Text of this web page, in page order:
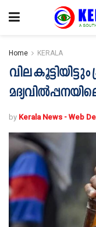
Home KERALA
വില
by Kerala News - Web